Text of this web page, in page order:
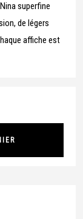
superfine
de légers
affiche est